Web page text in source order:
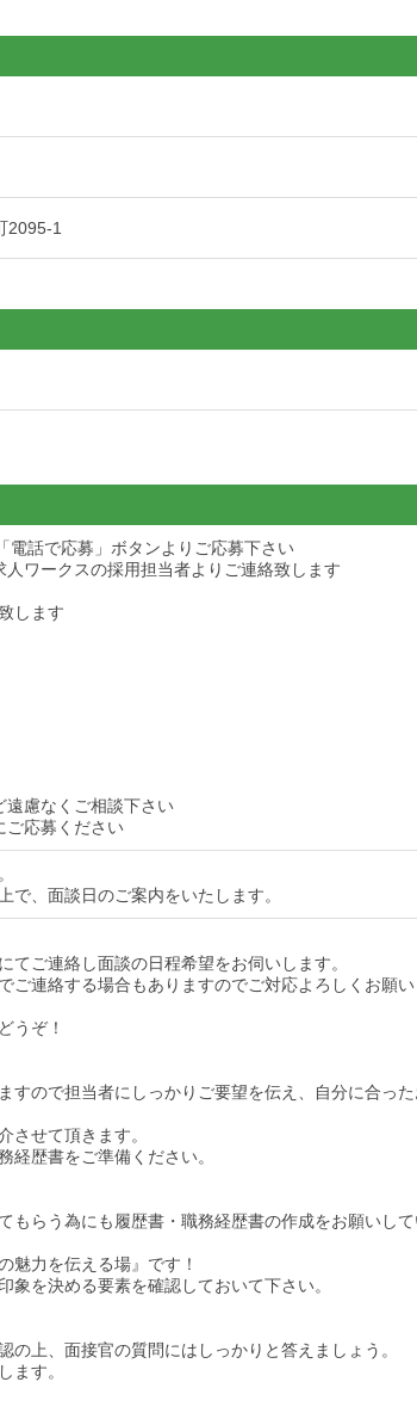
2095-1
電話で応募」ボタンよりご応募下さい
ワークスの採用担当者よりご連絡致します
します
遠慮なくご相談下さい
ご応募ください
で、面談日のご案内をいたします。
てご連絡し面談の日程希望をお伺いします。
ご連絡する場合もありますのでご対応よろしくお願
うぞ！
すので担当者にしっかりご要望を伝え、自分に合っ
させて頂きます。
経歴書をご準備ください。
もらう為にも履歴書・職務経歴書の作成をお願いし
魅力を伝える場』です！
象を決める要素を確認しておいて下さい。
の上、面接官の質問にはしっかりと答えましょう。
ます。